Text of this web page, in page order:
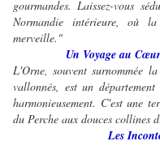
gourmandes. Laissez-vous
Normandie intérieure, où
merveille."
Un Voyage au
L'Orne, souvent surnommée
vallonnés, est un
harmonieusement. C'est une
du Perche aux douces collines
Les